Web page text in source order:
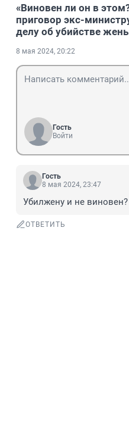
«Виновен ли он в
приговор экс-
делу об убийстве
8 мая 2024, 20:22
Гость
Войти
Гость
8 мая 2024, 23:47
Убилжену и не виновен?
ОТВЕТИТЬ